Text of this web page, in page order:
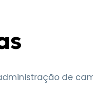
de